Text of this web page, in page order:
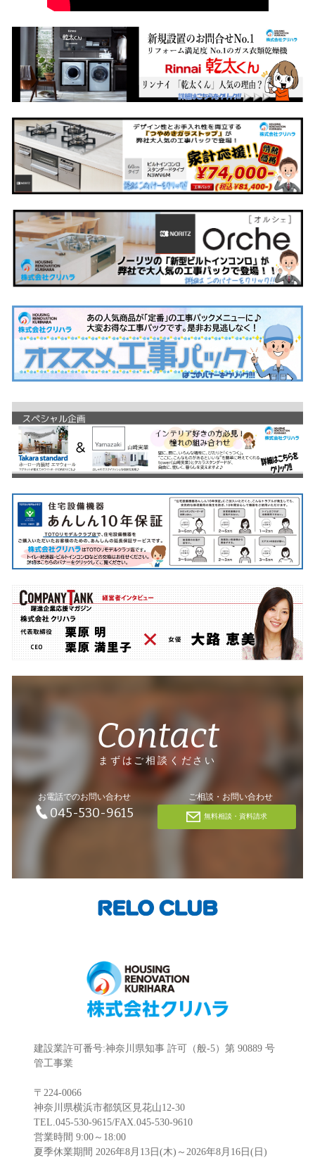
Contact
まずはご相談ください
お電話でのお問い合わせ
045-530-9615
ご相談・お問い合わせ
無料相談・資料請求
建設業許可番号:神奈川県知事 許可（般-5）第 90889 号
管工事業
〒224-0066
神奈川県横浜市都筑区見花山12-30
TEL.045-530-9615/FAX.045-530-9610
営業時間 9:00～18:00
夏季休業期間 2026年8月13日(木)～2026年8月16日(日)